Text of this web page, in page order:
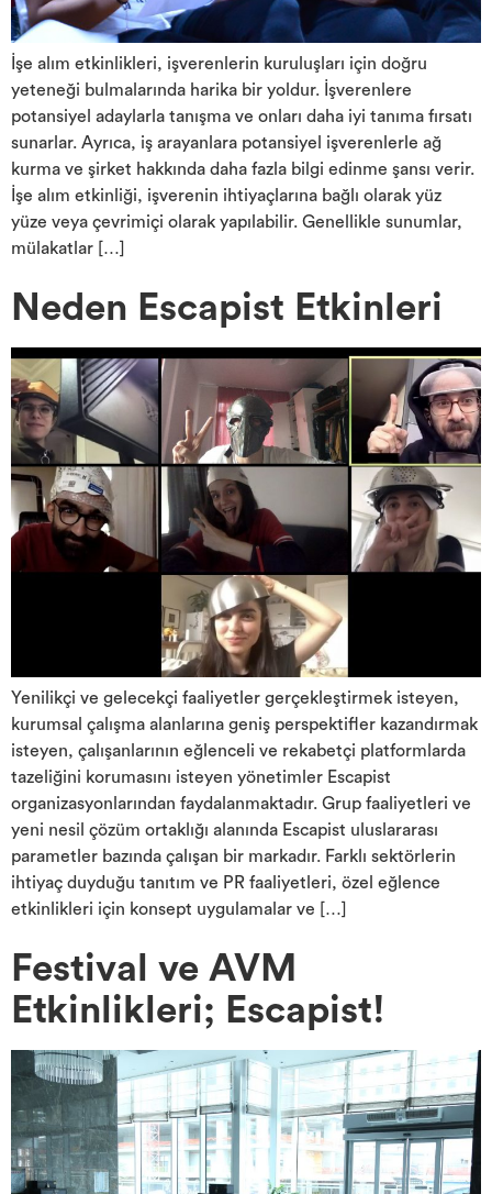
İşe alım etkinlikleri, işverenlerin kuruluşları için doğru
yeteneği bulmalarında harika bir yoldur. İşverenlere
potansiyel adaylarla tanışma ve onları daha iyi tanıma fırsatı
sunarlar. Ayrıca, iş arayanlara potansiyel işverenlerle ağ
kurma ve şirket hakkında daha fazla bilgi edinme şansı verir.
İşe alım etkinliği, işverenin ihtiyaçlarına bağlı olarak yüz
yüze veya çevrimiçi olarak yapılabilir. Genellikle sunumlar,
mülakatlar […]
Neden Escapist Etkinleri
Yenilikçi ve gelecekçi faaliyetler gerçekleştirmek isteyen,
kurumsal çalışma alanlarına geniş perspektifler kazandırmak
isteyen, çalışanlarının eğlenceli ve rekabetçi platformlarda
tazeliğini korumasını isteyen yönetimler Escapist
organizasyonlarından faydalanmaktadır. Grup faaliyetleri ve
yeni nesil çözüm ortaklığı alanında Escapist uluslararası
parametler bazında çalışan bir markadır. Farklı sektörlerin
ihtiyaç duyduğu tanıtım ve PR faaliyetleri, özel eğlence
etkinlikleri için konsept uygulamalar ve […]
Festival ve AVM
Etkinlikleri; Escapist!